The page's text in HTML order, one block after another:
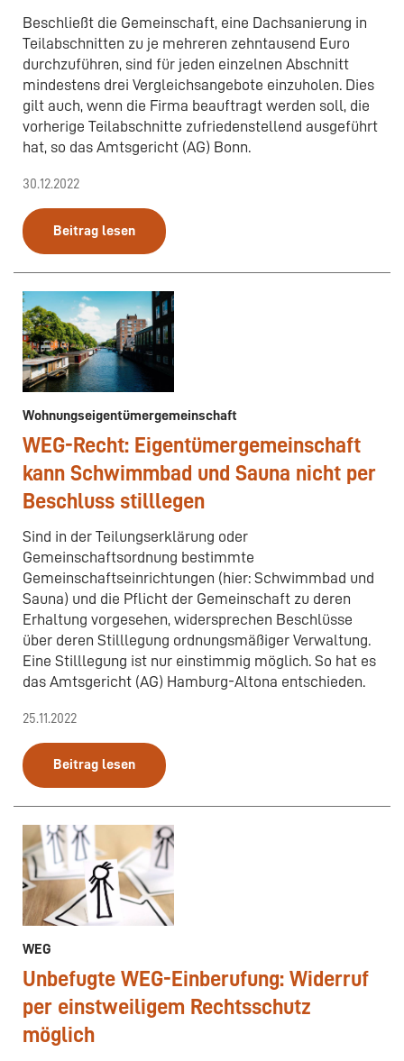
Beschließt die Gemeinschaft, eine Dachsanierung in
Teilabschnitten zu je mehreren zehntausend Euro
durchzuführen, sind für jeden einzelnen Abschnitt
mindestens drei Vergleichsangebote einzuholen. Dies
gilt auch, wenn die Firma beauftragt werden soll, die
vorherige Teilabschnitte zufriedenstellend ausgeführt
hat, so das Amtsgericht (AG) Bonn.
30.12.2022
Beitrag lesen
Wohnungseigentümergemeinschaft
WEG-Recht: Eigentümergemeinschaft
kann Schwimmbad und Sauna nicht per
Beschluss stilllegen
Sind in der Teilungserklärung oder
Gemeinschaftsordnung bestimmte
Gemeinschaftseinrichtungen (hier: Schwimmbad und
Sauna) und die Pflicht der Gemeinschaft zu deren
Erhaltung vorgesehen, widersprechen Beschlüsse
über deren Stilllegung ordnungsmäßiger Verwaltung.
Eine Stilllegung ist nur einstimmig möglich. So hat es
das Amtsgericht (AG) Hamburg-Altona entschieden.
25.11.2022
Beitrag lesen
WEG
Unbefugte WEG-Einberufung: Widerruf
per einstweiligem Rechtsschutz
möglich